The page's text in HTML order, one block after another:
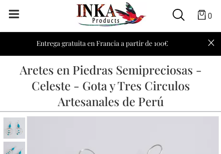
0
Entrega gratuita en Francia a partir de 100€
Aretes en Piedras Semipreciosas -
Celeste - Gota y Tres Circulos
Artesanales de Perú